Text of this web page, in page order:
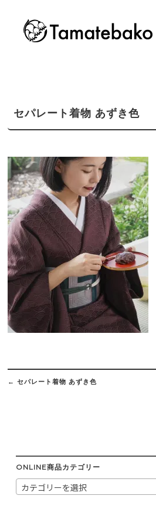
セパレート着物 あずき色
Post
navigation
← セパレート着物 あずき色
ONLINE商品カテゴリー
カテゴリーを選択